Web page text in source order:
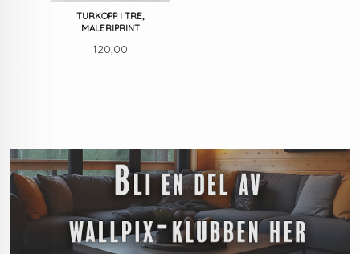
TURKOPP I TRE,
MALERIPRINT
Pris
120,00